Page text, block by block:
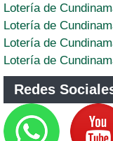
Lotería de
Lotería de
Lotería de
Lotería de
Redes